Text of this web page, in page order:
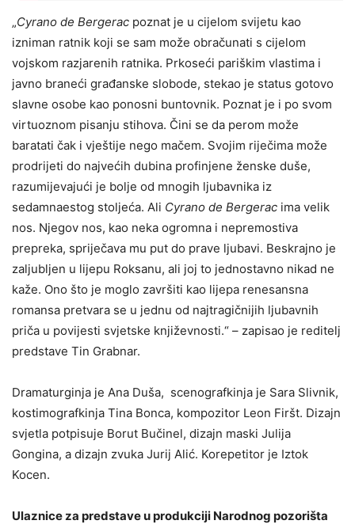
„Cyrano de Bergerac poznat je u cijelom svijetu kao
izniman ratnik koji se sam može obračunati s cijelom
vojskom razjarenih ratnika. Prkoseći pariškim vlastima i
javno braneći građanske slobode, stekao je status gotovo
slavne osobe kao ponosni buntovnik. Poznat je i po svom
virtuoznom pisanju stihova. Čini se da perom može
baratati čak i vještije nego mačem. Svojim riječima može
prodrijeti do najvećih dubina profinjene ženske duše,
razumijevajući je bolje od mnogih ljubavnika iz
sedamnaestog stoljeća. Ali Cyrano de Bergerac ima velik
nos. Njegov nos, kao neka ogromna i nepremostiva
prepreka, spriječava mu put do prave ljubavi. Beskrajno je
zaljubljen u lijepu Roksanu, ali joj to jednostavno nikad ne
kaže. Ono što je moglo završiti kao lijepa renesansna
romansa pretvara se u jednu od najtragičnijih ljubavnih
priča u povijesti svjetske književnosti.“ – zapisao je reditelj
predstave Tin Grabnar.
Dramaturginja je Ana Duša, scenografkinja je Sara Slivnik,
kostimografkinja Tina Bonca, kompozitor Leon Firšt. Dizajn
svjetla potpisuje Borut Bučinel, dizajn maski Julija
Gongina, a dizajn zvuka Jurij Alić. Korepetitor je Iztok
Kocen.
Ulaznice za predstave u produkciji Narodnog pozorišta